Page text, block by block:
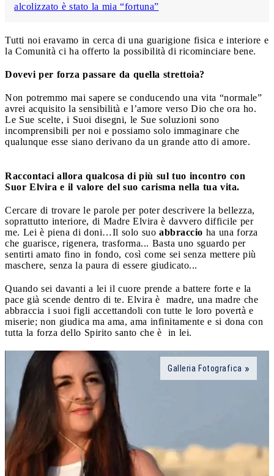
alcolizzato è stato la mia “fortuna”
Tutti noi eravamo in cerca di una guarigione fisica e interiore e
la Comunità ci ha offerto la possibilità di ricominciare bene.
Dovevi per forza passare da quella strettoia?
Non potremmo mai sapere se conducendo una vita “normale”
avrei acquisito la sensibilità e l’amore verso Dio che ora ho.
Le Sue scelte, i Suoi disegni, le Sue soluzioni sono
incomprensibili per noi e possiamo solo immaginare che
qualunque esse siano derivano da un grande atto di amore.
Raccontaci allora qualcosa di più sul tuo incontro con
Suor Elvira e il valore del suo carisma nella tua vita.
Cercare di trovare le parole per poter descrivere la bellezza,
soprattutto interiore, di Madre Elvira è davvero difficile per
me. Lei è piena di doni…Il solo suo abbraccio ha una forza
che guarisce, rigenera, trasforma... Basta uno sguardo per
sentirti amato fino in fondo, così come sei senza mettere più
maschere, senza la paura di essere giudicato...
Quando sei davanti a lei il cuore prende a battere forte e la
pace già scende dentro di te. Elvira è madre, una madre che
abbraccia i suoi figli accettandoli con tutte le loro povertà e
miserie; non giudica ma ama, ama infinitamente e si dona con
tutta la forza dello Spirito santo che è in lei.
Galleria Fotografica